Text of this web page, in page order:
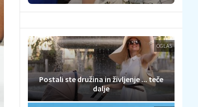
OGLAS
Postali ste družina in življenje ... teče
dalje